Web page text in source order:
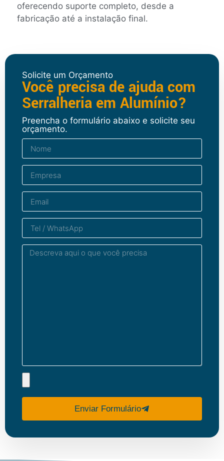
oferecendo suporte completo, desde a
fabricação até a instalação final.
Solicite um Orçamento
Você precisa de ajuda com
Serralheria em Alumínio?
Preencha o formulário abaixo e solicite seu
orçamento.
Enviar Formulário